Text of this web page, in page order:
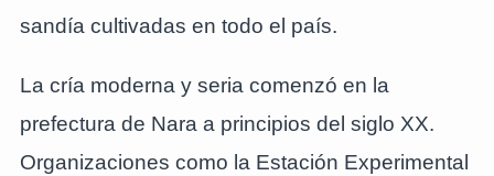
sandía cultivadas en todo el país.
La cría moderna y seria comenzó en la
prefectura de Nara a principios del siglo XX.
Organizaciones como la Estación Experimental